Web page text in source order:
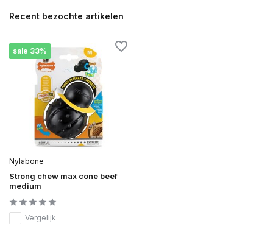
Recent bezochte artikelen
sale 33%
Nylabone
Strong chew max cone beef
medium
Vergelijk